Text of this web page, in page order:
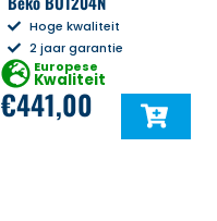
Hoge kwaliteit
2 jaar garantie
Europese
Kwaliteit
€441,00